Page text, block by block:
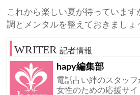
これから楽しい夏が待っています
調とメンタルを整えておきましょ
記者情報
hapy編集部
電話占い絆のスタッフ
女性のための応援サ